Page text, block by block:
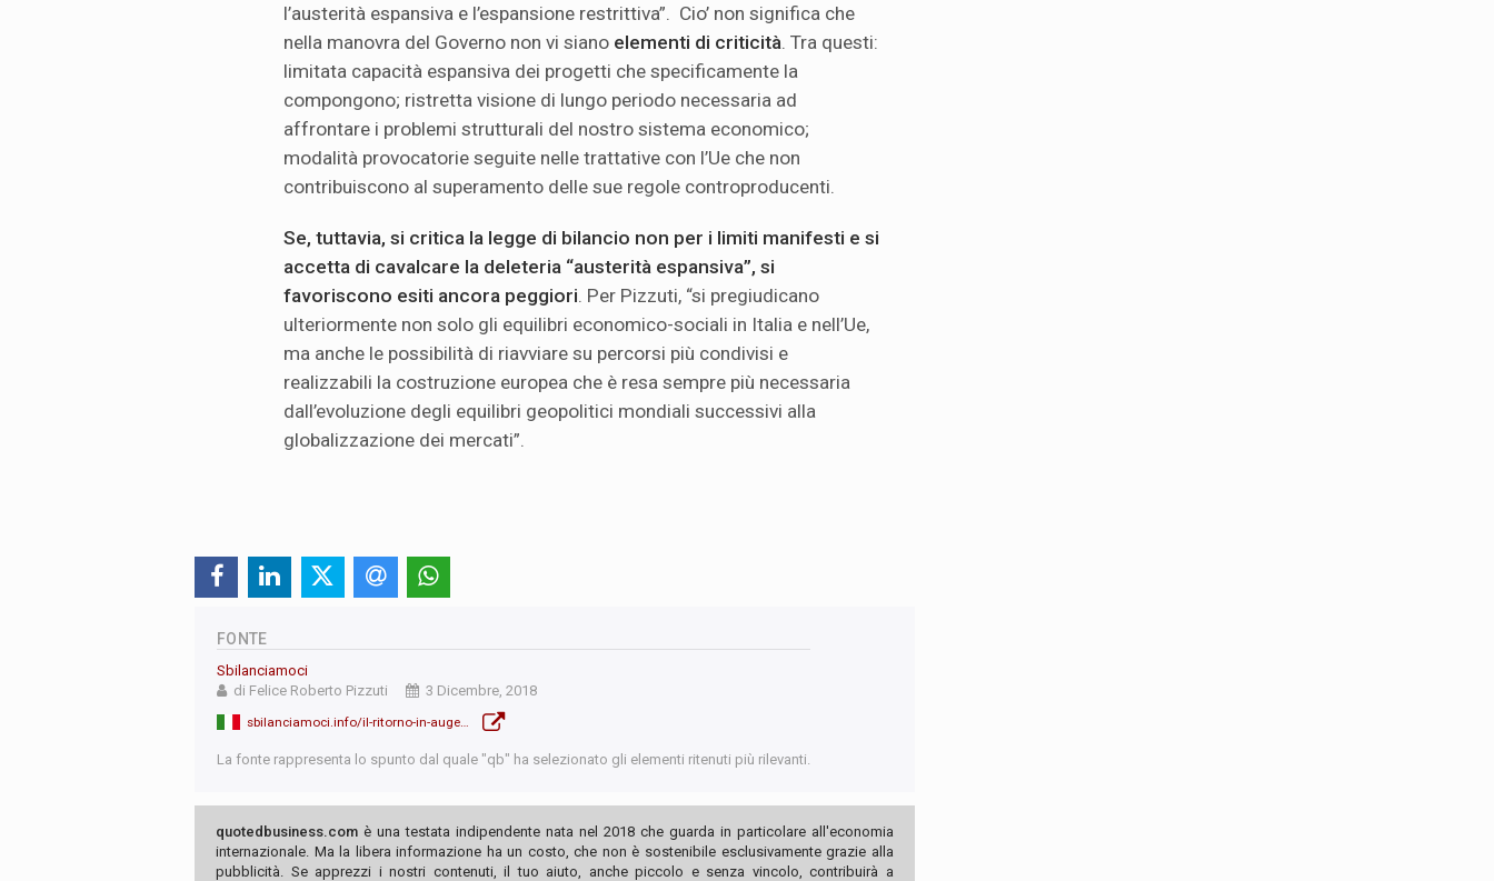
l’austerità espansiva e l’espansione restrittiva”. Cio’ non significa che
nella manovra del Governo non vi siano elementi di criticità . Tra questi:
limitata capacità espansiva dei progetti che specificamente la
compongono; ristretta visione di lungo periodo necessaria ad
affrontare i problemi strutturali del nostro sistema economico;
modalità provocatorie seguite nelle trattative con l’Ue che non
contribuiscono al superamento delle sue regole controproducenti.
Se, tuttavia, si critica la legge di bilancio non per i limiti manifesti e si
accetta di cavalcare la deleteria “austerità espansiva”, si
favoriscono esiti ancora peggiori . Per Pizzuti, “si pregiudicano
ulteriormente non solo gli equilibri economico-sociali in Italia e nell’Ue,
ma anche le possibilità di riavviare su percorsi più condivisi e
realizzabili la costruzione europea che è resa sempre più necessaria
dall’evoluzione degli equilibri geopolitici mondiali successivi alla
globalizzazione dei mercati”.
FONTE
Sbilanciamoci
di Felice Roberto Pizzuti
3 Dicembre, 2018
La fonte rappresenta lo spunto dal quale "qb" ha selezionato gli elementi ritenuti più rilevanti.
quotedbusiness.com è una testata indipendente nata nel 2018 che guarda in particolare all'economia
internazionale. Ma la libera informazione ha un costo, che non è sostenibile esclusivamente grazie alla
pubblicità. Se apprezzi i nostri contenuti, il tuo aiuto, anche piccolo e senza vincolo, contribuirà a